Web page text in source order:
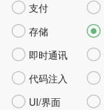
 支付 
 存储 
 即时通讯 
 代码注入 
 UI/界面 